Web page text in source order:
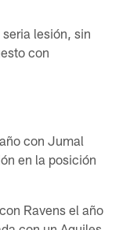
lesión, sin
con
con Jumal
en la posición
Ravens el año